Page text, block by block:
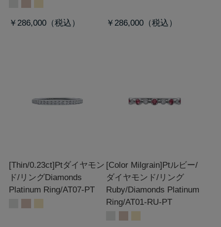
￥286,000 ￥286,000
[Thin/0.23ct]Ptダイヤモン
ド/リングDiamonds
Platinum Ring/AT07-PT
[Color Milgrain]Ptルビー/
ダイヤモンド/リング
Ruby/Diamonds Platinum
Ring/AT01-RU-PT